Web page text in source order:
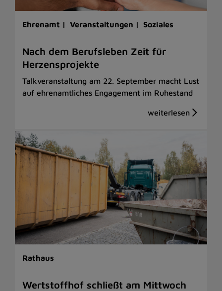
Ehrenamt | Veranstaltungen | Soziales
Nach dem Berufsleben Zeit für
Herzensprojekte
Talkveranstaltung am 22. September macht Lust
auf ehrenamtliches Engagement im Ruhestand
Rathaus
Wertstoffhof schließt am Mittwoch